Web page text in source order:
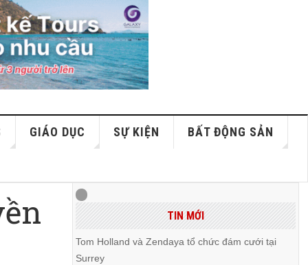
GIÁO DỤC SỰ KIỆN BẤT ĐỘNG SẢN
TIN MỚI
Tom Holland và Zendaya tổ chức đám cưới tại
Surrey